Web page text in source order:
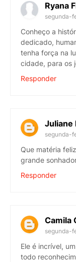
Ryana
segunda-
Conheço a
dedicado,
tenha força na
cidade, para os
Responder
Juliane
segunda-
Que matéria
grande
Responder
Camila
segunda-
Ele é incrível,
todo